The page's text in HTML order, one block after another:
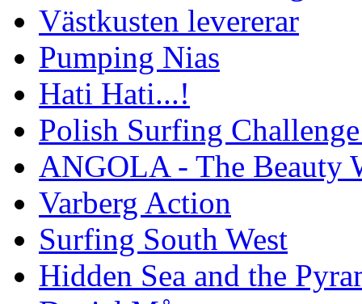
Västkusten levererar
Pumping Nias
Hati Hati...!
Polish Surfing
ANGOLA - The Beauty
Varberg Action
Surfing South West
Hidden Sea and the